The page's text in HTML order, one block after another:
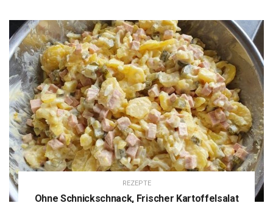
REZEPTE
Ohne Schnickschnack, Frischer Kartoffelsalat